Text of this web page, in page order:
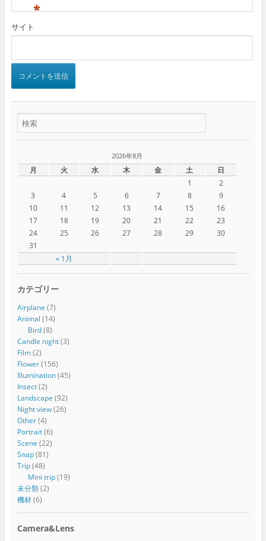
*
サイト
2026年8月
月 火 水 木 金 土 日
« 1月
1
2
3
4 5 6 7 8
9
10
11 12 13 14 15
16
17
18 19 20 21 22
23
24
25 26 27 28 29
30
31
カテゴリー
Airplane (7)
Animal (14)
Bird(8)
Candle night(3)
Film(2)
Flower(156)
Illumination(45)
Insect(2)
Landscape (92)
Night view(26)
Other(4)
Portrait(6)
Scene (22)
Snap(81)
Trip(48)
Mini trip(19)
未分類(2)
機材(6)
Camera&Lens